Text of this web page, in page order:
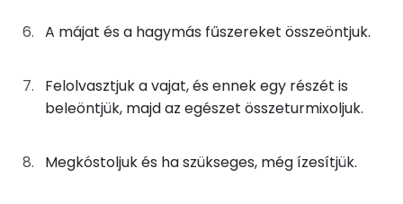
Összesen
A vitamin (RAE):
A májat és a hagymás fűszereket összeöntjuk.
Felolvasztjuk a vajat, és ennek egy részét is
beleöntjük, majd az egészet összeturmixoljuk.
Megkóstoljuk és ha szükseges, még ízesítjük.